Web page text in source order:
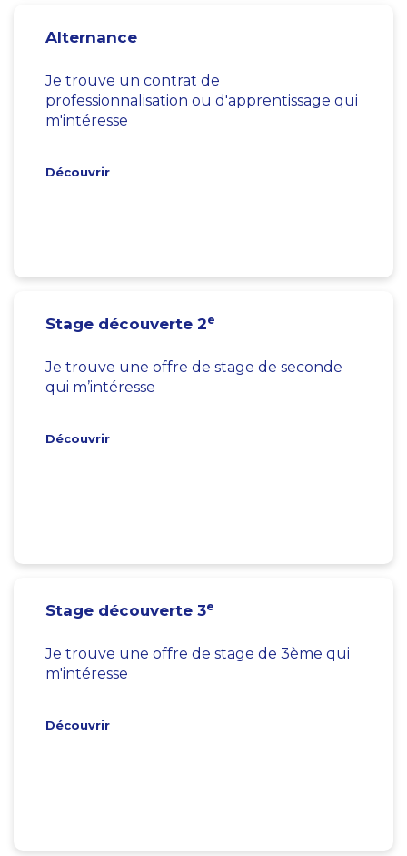
Alternance
Je trouve un contrat de
professionnalisation ou d'apprentissage qui
m'intéresse
Découvrir
Stage découverte 2e
Je trouve une offre de stage de seconde
qui m’intéresse
Découvrir
Stage découverte 3e
Je trouve une offre de stage de 3ème qui
m'intéresse
Découvrir